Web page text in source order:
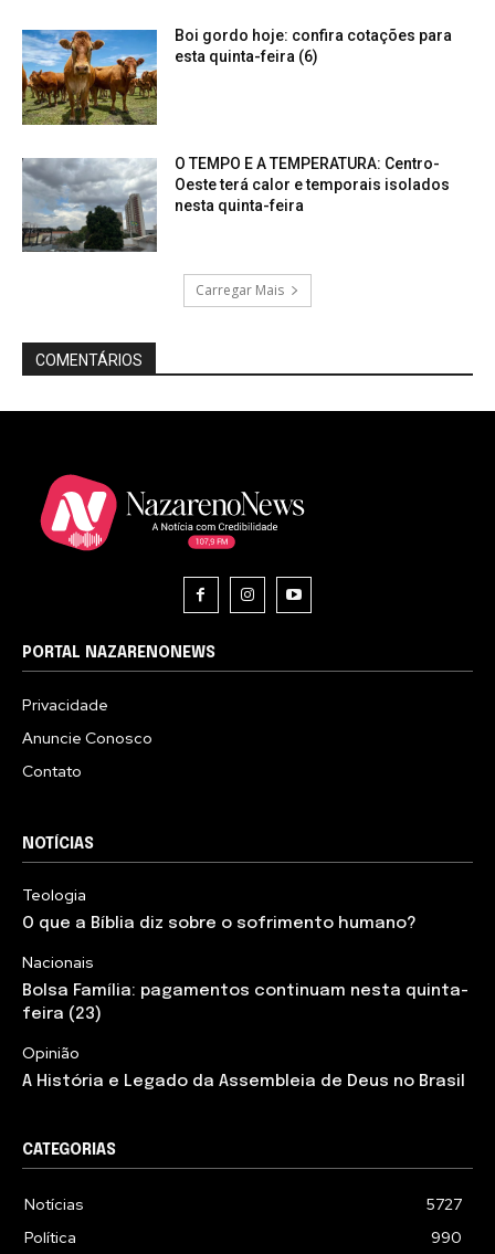
Boi gordo hoje: confira cotações para
esta quinta-feira (6)
O TEMPO E A TEMPERATURA: Centro-
Oeste terá calor e temporais isolados
nesta quinta-feira
Carregar Mais
COMENTÁRIOS
PORTAL NAZARENONEWS
Privacidade
Anuncie Conosco
Contato
NOTÍCIAS
Teologia
O que a Bíblia diz sobre o sofrimento humano?
Nacionais
Bolsa Família: pagamentos continuam nesta quinta-
feira (23)
Opinião
A História e Legado da Assembleia de Deus no Brasil
CATEGORIAS
Notícias
5727
Política
990